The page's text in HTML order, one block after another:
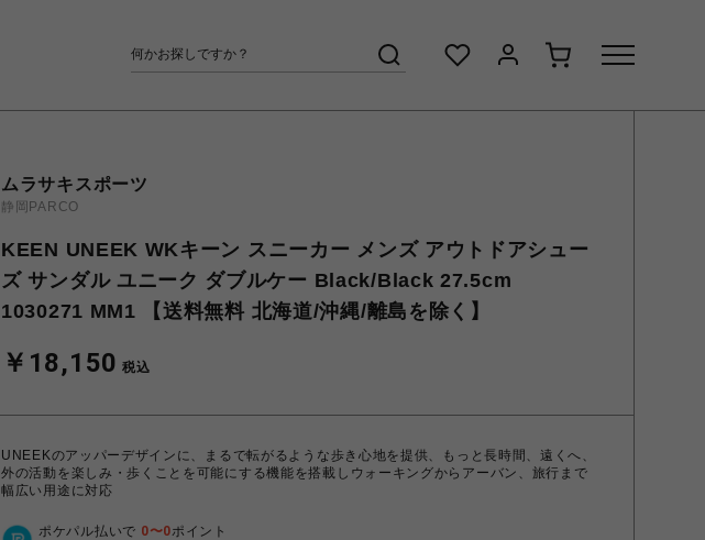
ムラサキスポーツ
静岡PARCO
KEEN UNEEK WKキーン スニーカー メンズ アウトドアシュー
ズ サンダル ユニーク ダブルケー Black/Black 27.5cm
1030271 MM1 【送料無料 北海道/沖縄/離島を除く】
￥18,150 税込
UNEEKのアッパーデザインに、まるで転がるような歩き心地を提供、もっと長時間、遠くへ、
外の活動を楽しみ・歩くことを可能にする機能を搭載しウォーキングからアーバン、旅行まで
幅広い用途に対応
ポケパル払いで 0〜0ポイント